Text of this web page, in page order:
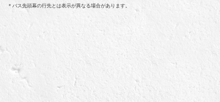
＊バス先頭幕の行先とは表示が異なる場合があります。